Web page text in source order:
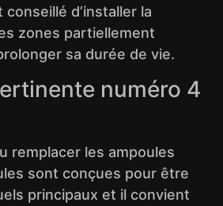
d’installer la
zones partiellement
sa durée de vie.
numéro 4
remplacer les ampoules
sont conçues pour être
principaux et il convient